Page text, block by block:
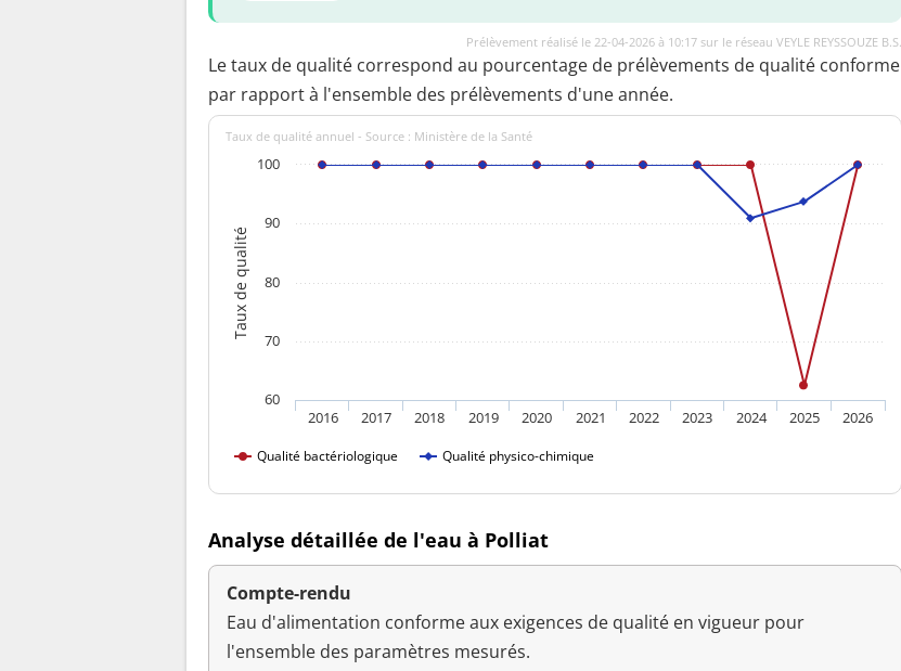
Prélèvement réalisé le 22-04-2026 à 10:17 sur le réseau VEYLE REYSSOUZE B.S.
Le taux de qualité correspond au pourcentage de prélèvements de qualité conforme
par rapport à l'ensemble des prélèvements d'une année.
Taux de qualité
Taux de qualité annuel - Source : Ministère de la Santé
Qualité bactériologique Qualité physico-chimique
2016 2017 2018 2019 2020 2021 2022 2023 2024 2025 2026
60
70
80
90
100
Analyse détaillée de l'eau à Polliat
Compte-rendu
Eau d'alimentation conforme aux exigences de qualité en vigueur pour
l'ensemble des paramètres mesurés.